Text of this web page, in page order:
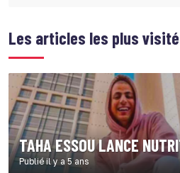
Les articles les plus
TAHA ESSOU LANCE
Publié il y a 5 ans